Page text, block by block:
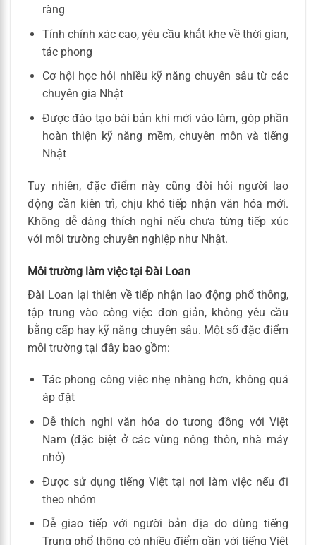
ràng
Tính chính xác cao, yêu cầu khắt khe về thời gian,
tác phong
Cơ hội học hỏi nhiều kỹ năng chuyên sâu từ các
chuyên gia Nhật
Được đào tạo bài bản khi mới vào làm, góp phần
hoàn thiện kỹ năng mềm, chuyên môn và tiếng
Nhật
Tuy nhiên, đặc điểm này cũng đòi hỏi người lao
động cần kiên trì, chịu khó tiếp nhận văn hóa mới.
Không dễ dàng thích nghi nếu chưa từng tiếp xúc
với môi trường chuyên nghiệp như Nhật.
Môi trường làm việc tại Đài Loan
Đài Loan lại thiên về tiếp nhận lao động phổ thông,
tập trung vào công việc đơn giản, không yêu cầu
bằng cấp hay kỹ năng chuyên sâu. Một số đặc điểm
môi trường tại đây bao gồm:
Tác phong công việc nhẹ nhàng hơn, không quá
áp đặt
Dễ thích nghi văn hóa do tương đồng với Việt
Nam (đặc biệt ở các vùng nông thôn, nhà máy
nhỏ)
Được sử dụng tiếng Việt tại nơi làm việc nếu đi
theo nhóm
Dễ giao tiếp với người bản địa do dùng tiếng
Trung phổ thông có nhiều điểm gần với tiếng Việt